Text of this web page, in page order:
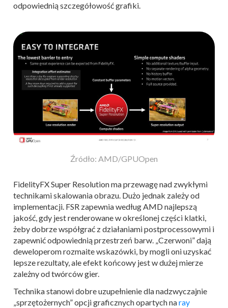
odpowiednią szczegółowość grafiki.
Źródło: AMD/GPUOpen
FidelityFX Super Resolution ma przewagę nad zwykłymi
technikami skalowania obrazu. Dużo jednak zależy od
implementacji. FSR zapewnia według AMD najlepszą
jakość, gdy jest renderowane w określonej części klatki,
żeby dobrze współgrać z działaniami postprocessowymi i
zapewnić odpowiednią przestrzeń barw. „Czerwoni” dają
deweloperom rozmaite wskazówki, by mogli oni uzyskać
lepsze rezultaty, ale efekt końcowy jest w dużej mierze
zależny od twórców gier.
Technika stanowi dobre uzupełnienie dla nadzwyczajnie
„sprzętożernych” opcji graficznych opartych naray